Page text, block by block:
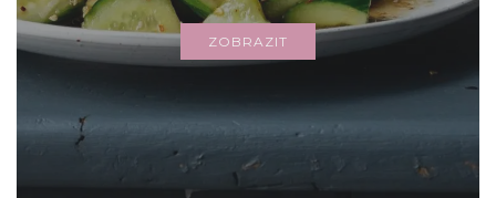
ZOBRAZIT
Archivy